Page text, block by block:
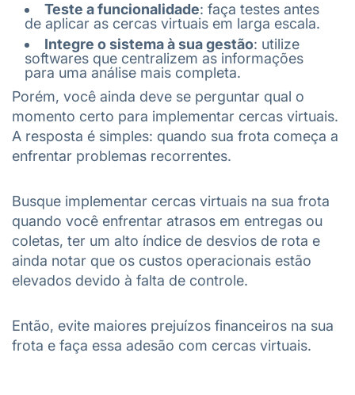
Teste a funcionalidade: faça testes antes
de aplicar as cercas virtuais em larga escala.
Integre o sistema à sua gestão: utilize
softwares que centralizem as informações
para uma análise mais completa.
Porém, você ainda deve se perguntar qual o
momento certo para implementar cercas virtuais.
A resposta é simples: quando sua frota começa a
enfrentar problemas recorrentes.
Busque implementar cercas virtuais na sua frota
quando você enfrentar atrasos em entregas ou
coletas, ter um alto índice de desvios de rota e
ainda notar que os custos operacionais estão
elevados devido à falta de controle.
Então, evite maiores prejuízos financeiros na sua
frota e faça essa adesão com cercas virtuais.